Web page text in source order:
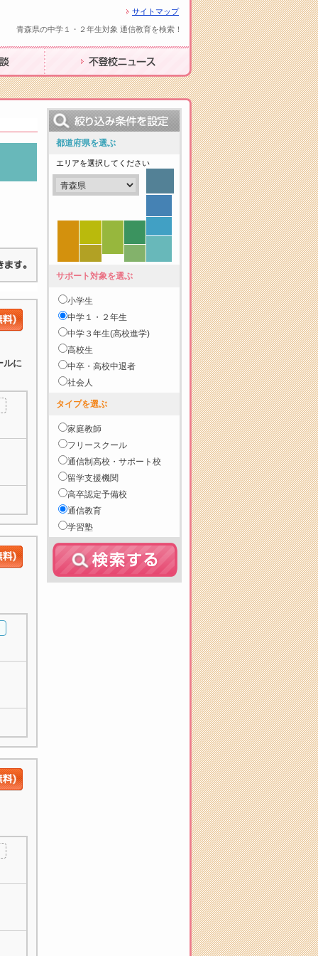
サイトマップ
青森県の中学１・２年生対象 通信教育を検索！
不登校ニュース
ルに
都道府県を選ぶ
エリアを選択してください
サポート対象を選ぶ
小学生
中学１・２年生
中学３年生(高校進学)
高校生
中卒・高校中退者
社会人
タイプを選ぶ
家庭教師
フリースクール
通信制高校・サポート校
留学支援機関
高卒認定予備校
通信教育
学習塾